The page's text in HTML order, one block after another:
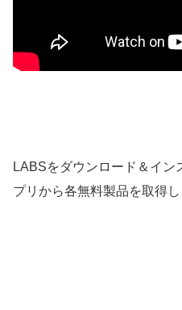
LABSをダウンロード＆イ
プリから各無料製品を取得し